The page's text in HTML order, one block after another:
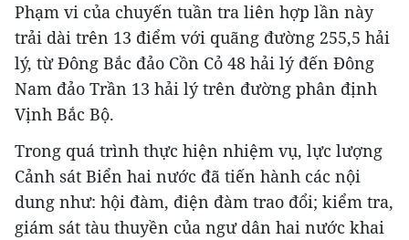
Phạm vi của chuyến tuần tra liên hợp lần này
trải dài trên 13 điểm với quãng đường 255,5 hải
lý, từ Đông Bắc đảo Cồn Cỏ 48 hải lý đến Đông
Nam đảo Trần 13 hải lý trên đường phân định
Vịnh Bắc Bộ.
Trong quá trình thực hiện nhiệm vụ, lực lượng
Cảnh sát Biển hai nước đã tiến hành các nội
dung như: hội đàm, điện đàm trao đổi; kiểm tra,
giám sát tàu thuyền của ngư dân hai nước khai